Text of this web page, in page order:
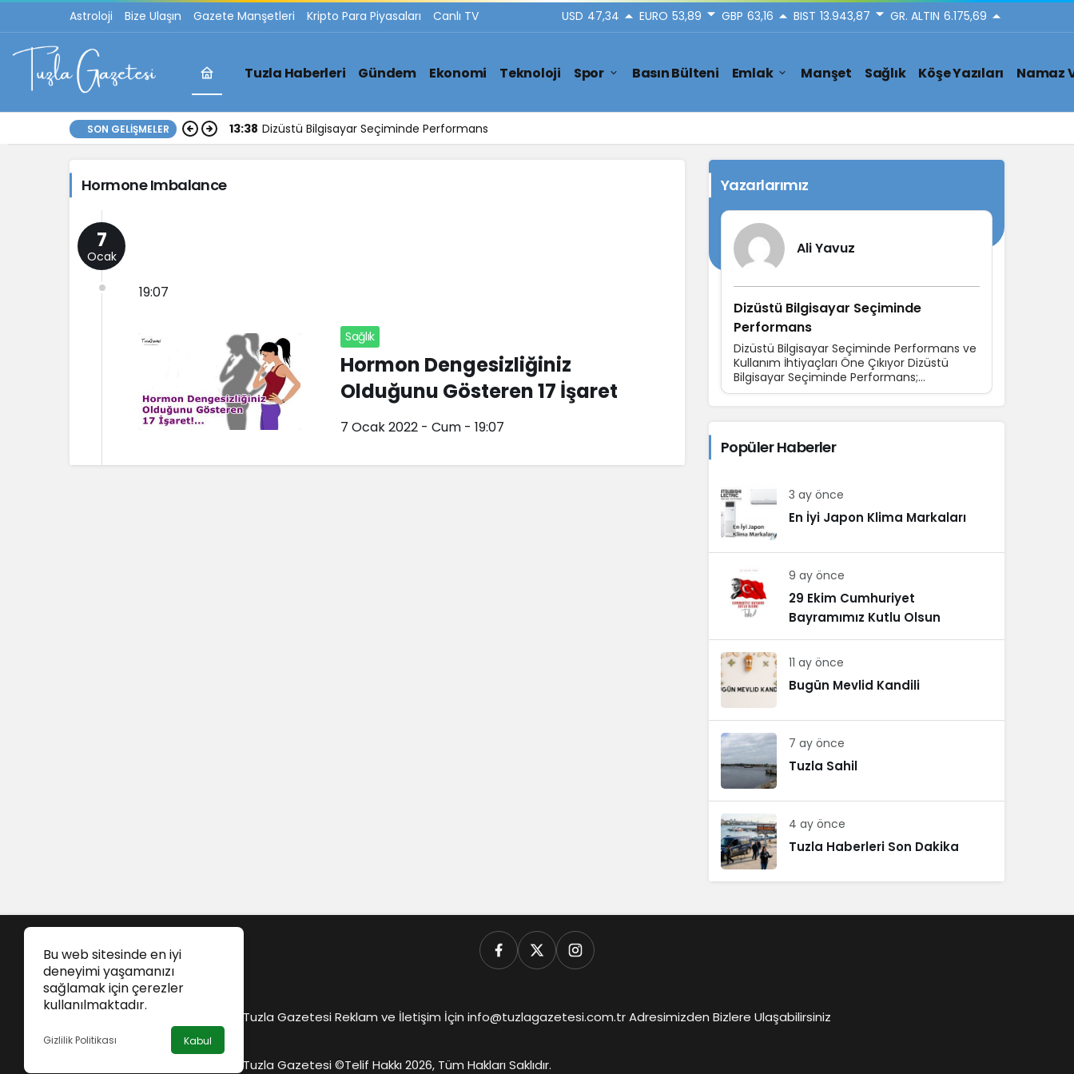
Astroloji Bize Ulaşın Gazete Manşetleri Kripto Para Piyasaları Canlı TV USD 47,34 EURO 53,89 GBP 63,16 BIST 13.943,87 GR. ALTIN 6.175,69
Hormone
Imbalance
Haberleri
Tuzla Haberleri Gündem Ekonomi Teknoloji Spor Basın Bülteni Emlak Manşet Sağlık Köşe Yazıları Namaz
SON GELIŞMELER 13:38 Dizüstü Bilgisayar Seçiminde Performans
Hormone Imbalance
7
Ocak
19:07
Sağlık
Hormon Dengesizliğiniz
Olduğunu Gösteren 17 İşaret
7 Ocak 2022 - Cum - 19:07
Yazarlarımız
Ali Yavuz
Dizüstü Bilgisayar Seçiminde
Performans
Dizüstü Bilgisayar Seçiminde Performans ve
Kullanım İhtiyaçları Öne Çıkıyor Dizüstü
Bilgisayar Seçiminde Performans;
Teknolojinin günlük yaşamın...
Popüler Haberler
3 ay önce
En İyi Japon Klima Markaları
9 ay önce
29 Ekim Cumhuriyet
Bayramımız Kutlu Olsun
11 ay önce
Bugün Mevlid Kandili
7 ay önce
Tuzla Sahil
4 ay önce
Tuzla Haberleri Son Dakika
Bu web sitesinde en iyi
deneyimi yaşamanızı
sağlamak için çerezler
kullanılmaktadır.
Gizlilik Politikası Kabul
Tuzla Gazetesi Reklam ve İletişim İçin info@tuzlagazetesi.com.tr Adresimizden Bizlere Ulaşabilirsiniz
Tuzla Gazetesi ©Telif Hakkı 2026, Tüm Hakları Saklıdır.